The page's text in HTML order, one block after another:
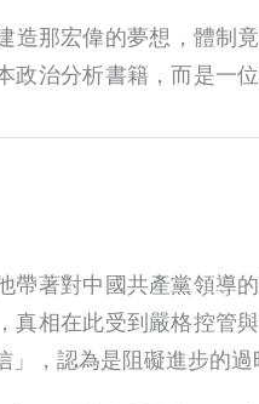
造那宏偉的夢想，體
治分析書籍，而是一
著對中國共產黨領導
相在此受到嚴格控管
，認為是阻礙進步的過